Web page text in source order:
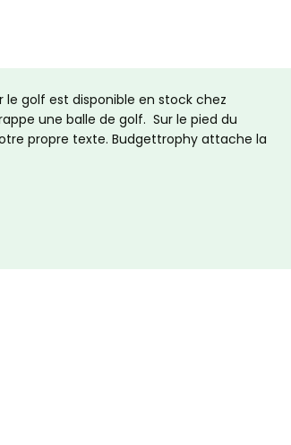
golf est disponible en stock chez
une balle de golf. Sur le pied du
propre texte. Budgettrophy attache la